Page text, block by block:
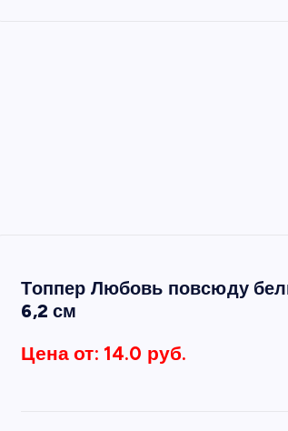
Топпер Любовь повсюду
6,2 см
Цена от: 14.0 руб.